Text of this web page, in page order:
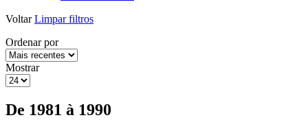
Voltar Limpar filtros
Ordenar por
Mostrar
De 1981 à 1990